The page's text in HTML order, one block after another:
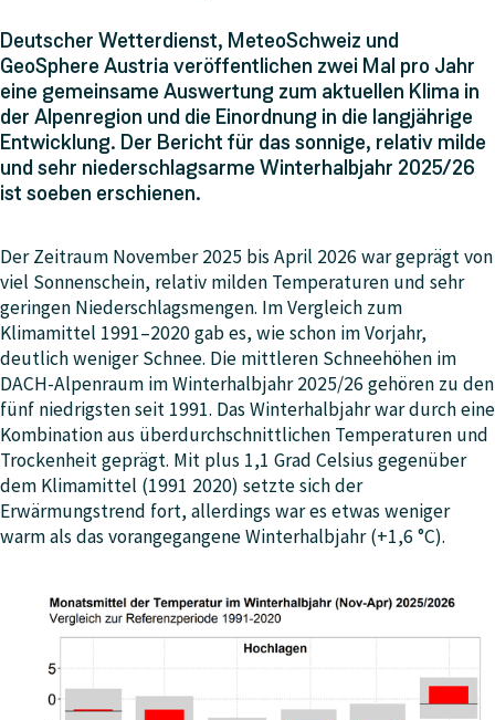
Deutscher Wetterdienst, MeteoSchweiz und
GeoSphere Austria veröffentlichen zwei Mal pro Jahr
eine gemeinsame Auswertung zum aktuellen Klima in
der Alpenregion und die Einordnung in die langjährige
Entwicklung. Der Bericht für das sonnige, relativ milde
und sehr niederschlagsarme Winterhalbjahr 2025/26
ist soeben erschienen.
Der Zeitraum November 2025 bis April 2026 war geprägt von
viel Sonnenschein, relativ milden Temperaturen und sehr
geringen Niederschlagsmengen. Im Vergleich zum
Klimamittel 1991–2020 gab es, wie schon im Vorjahr,
deutlich weniger Schnee. Die mittleren Schneehöhen im
DACH-Alpenraum im Winterhalbjahr 2025/26 gehören zu den
fünf niedrigsten seit 1991. Das Winterhalbjahr war durch eine
Kombination aus überdurchschnittlichen Temperaturen und
Trockenheit geprägt. Mit plus 1,1 Grad Celsius gegenüber
dem Klimamittel (1991 2020) setzte sich der
Erwärmungstrend fort, allerdings war es etwas weniger
warm als das vorangegangene Winterhalbjahr (+1,6 °C).